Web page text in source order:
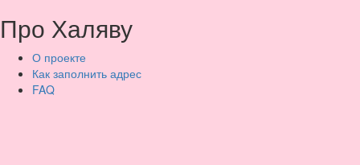
Про Халяву
О проекте
Как заполнить адрес
FAQ